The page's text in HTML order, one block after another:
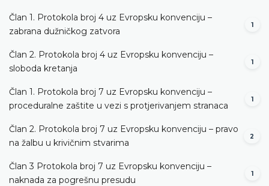
Član 1. Protokola broj 4 uz Evropsku konvenciju –
zabrana dužničkog zatvora
1
Član 2. Protokola broj 4 uz Evropsku konvenciju –
sloboda kretanja
1
Član 1. Protokola broj 7 uz Evropsku konvenciju –
proceduralne zaštite u vezi s protjerivanjem stranaca
1
Član 2. Protokola broj 7 uz Evropsku konvenciju – pravo
na žalbu u krivičnim stvarima
2
Član 3 Protokola broj 7 uz Evropsku konvenciju –
naknada za pogrešnu presudu
1